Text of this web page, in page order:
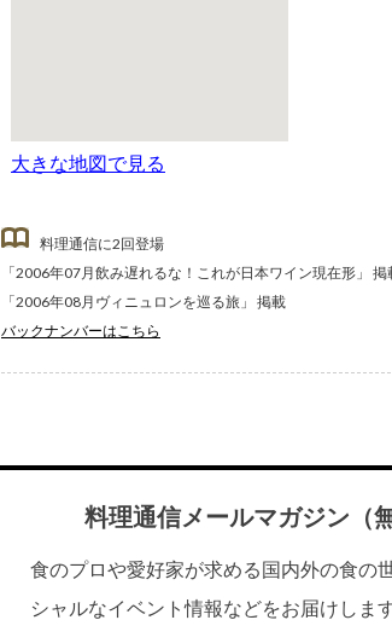
大きな地図で見る
料理通信に2回登場
「2006年07月飲み遅れるな！これが日本ワイン現在形」 掲
「2006年08月ヴィニュロンを巡る旅」 掲載
バックナンバーはこちら
料理通信メールマガジン（
食のプロや愛好家が求める国内外の食の
シャルなイベント情報などをお届けします